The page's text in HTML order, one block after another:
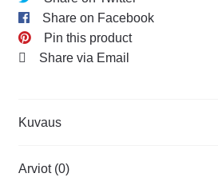
Share on Facebook
Pin this product
Share via Email
Kuvaus
Arviot (0)